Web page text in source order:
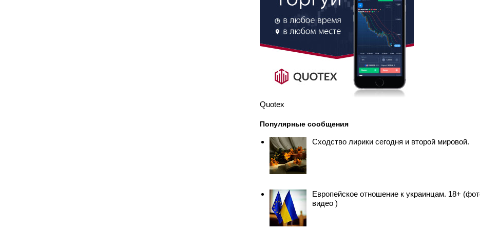
Quotex
Популярные сообщения
Сходство лирики сегодня и второй мировой.
Европейское отношение к украинцам. 18+
видео )